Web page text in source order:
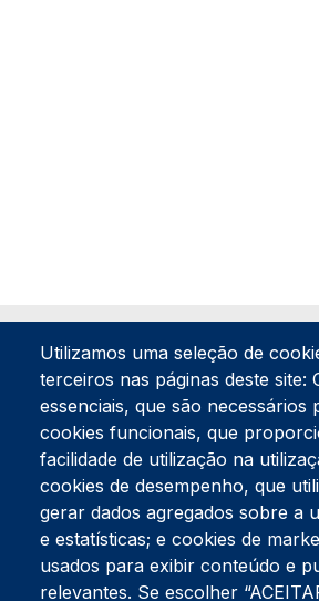
Tel:234 390 100Fax:234 390 100
Endereço Postal
Apartado 42
Rua Gil Eanes 31
3834-908 Gafanha da Nazaré
Utilizamos uma seleção de
terceiros nas páginas deste site:
essenciais, que são necessários
cookies funcionais, que
facilidade de utilização na
cookies de desempenho, que
gerar dados agregados sobre a
e estatísticas; e cookies de
usados para exibir conteúdo e
relevantes. Se escolher